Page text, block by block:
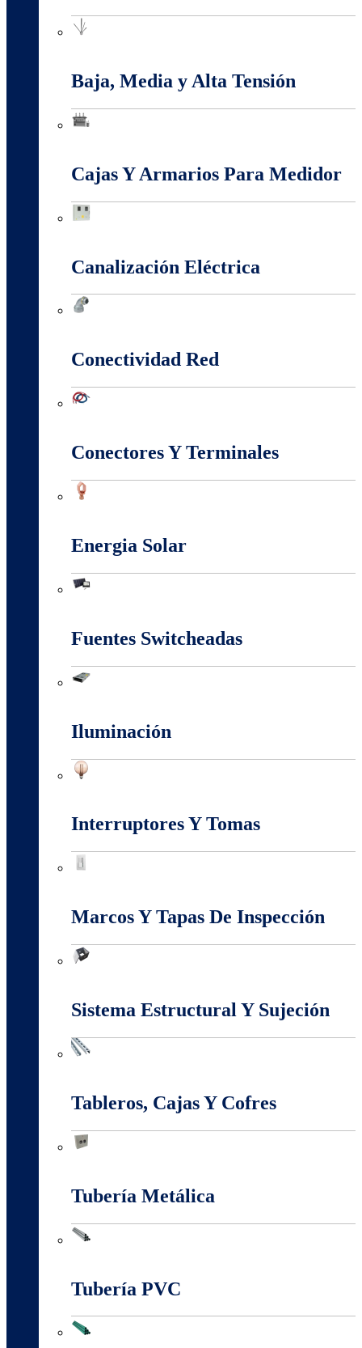
Baja, Media y Alta Tensión
Cajas Y Armarios Para Medidor
Canalización Eléctrica
Conectividad Red
Conectores Y Terminales
Energia Solar
Fuentes Switcheadas
Iluminación
Interruptores Y Tomas
Marcos Y Tapas De Inspección
Sistema Estructural Y Sujeción
Tableros, Cajas Y Cofres
Tubería Metálica
Tubería PVC